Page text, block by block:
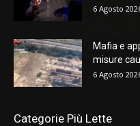
6 Agosto
Mafia e
misure
6 Agosto
Categorie Più Lette